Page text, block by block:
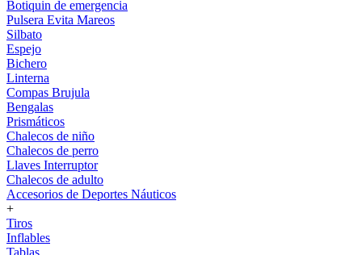
Botiquin de emergencia
Pulsera Evita Mareos
Silbato
Espejo
Bichero
Linterna
Compas Brujula
Bengalas
Prismáticos
Chalecos de niño
Chalecos de perro
Llaves Interruptor
Chalecos de adulto
Accesorios de Deportes Náuticos
+
Tiros
Inflables
Tablas